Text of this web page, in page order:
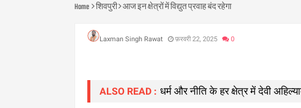
Home शिवपुरी आज इन क्षेत्रों में विद्युत प्रवाह बंद रहेगा
Laxman Singh Rawat फ़रवरी 22, 2025 0
ALSO READ : धर्म और नीति के हर क्षेत्र में देवी